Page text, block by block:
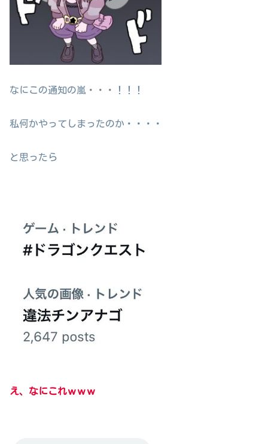
なにこの通知の嵐・・・！！！
私何かやってしまったのか・・・・
と思ったら
え、なにこれｗｗｗ